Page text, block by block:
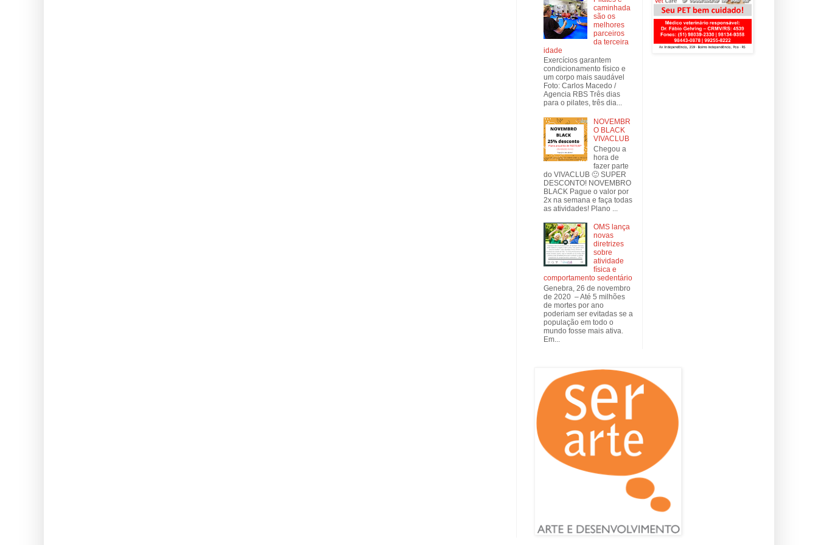
caminhada
são os
melhores
parceiros
da terceira
idade
Exercícios garantem
condicionamento físico e
um corpo mais saudável
Foto: Carlos Macedo /
Agencia RBS Três dias
para o pilates, três dia...
NOVEMBR
O BLACK
VIVACLUB
Chegou a
hora de
fazer parte
do VIVACLUB 🙂 SUPER
DESCONTO! NOVEMBRO
BLACK Pague o valor por
2x na semana e faça todas
as atividades! Plano ...
OMS lança
novas
diretrizes
sobre
atividade
física e
comportamento sedentário
Genebra, 26 de novembro
de 2020 – Até 5 milhões
de mortes por ano
poderiam ser evitadas se a
população em todo o
mundo fosse mais ativa.
Em...